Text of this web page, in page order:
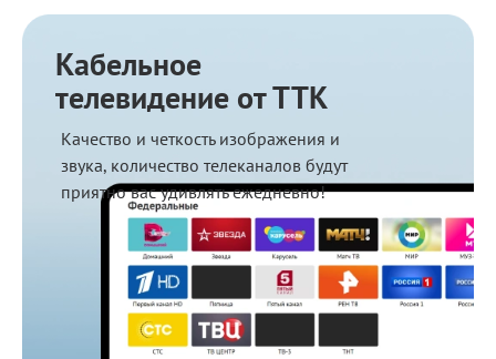
Кабельное
телевидение от ТТК
Качество и четкость изображения и
звука, количество телеканалов будут
приятно вас удивлять ежедневно!